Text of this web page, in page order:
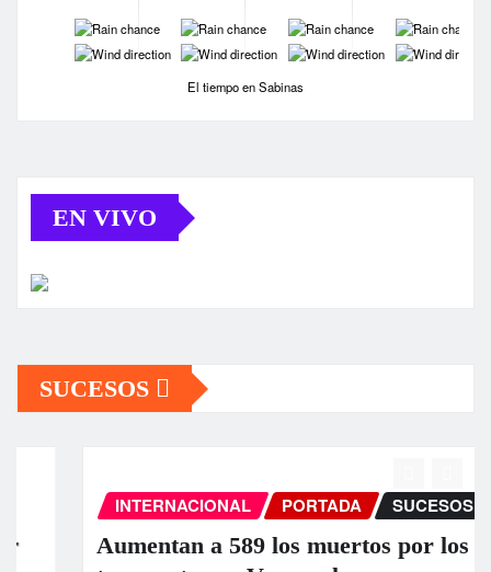
-
-
-
-
-
-
-
-
El tiempo en Sabinas
EN VIVO
SUCESOS
INTERNACIONAL PORTADA SUCESOS
Aumentan a 589 los muertos por los